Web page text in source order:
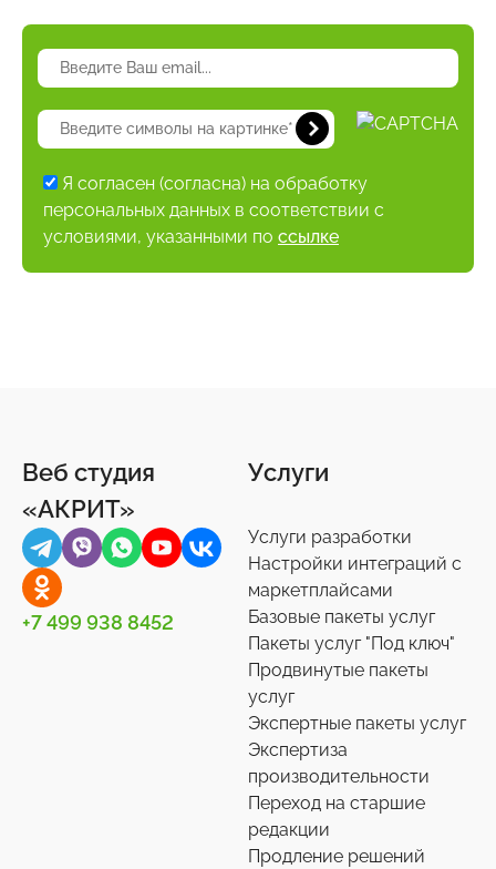
Я согласен (согласна) на обработку
персональных данных в соответствии с
условиями, указанными по ссылке
Веб студия
«АКРИТ»
+7 499 938 8452
Услуги
Услуги разработки
Настройки интеграций с
маркетплайсами
Базовые пакеты услуг
Пакеты услуг "Под ключ"
Продвинутые пакеты
услуг
Экспертные пакеты услуг
Экспертиза
производительности
Переход на старшие
редакции
Продление решений